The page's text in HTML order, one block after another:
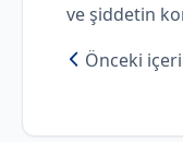
ve şiddetin
Önceki